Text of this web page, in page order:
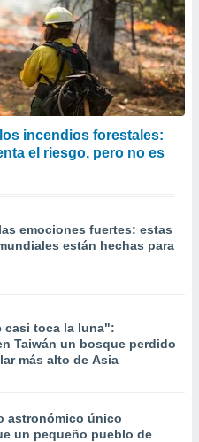
incendios forestales:
el riesgo, pero no es
emociones fuertes: estas
están hechas para
casi toca la luna":
Taiwán un bosque perdido
más alto de Asia
astronómico único
un pequeño pueblo de